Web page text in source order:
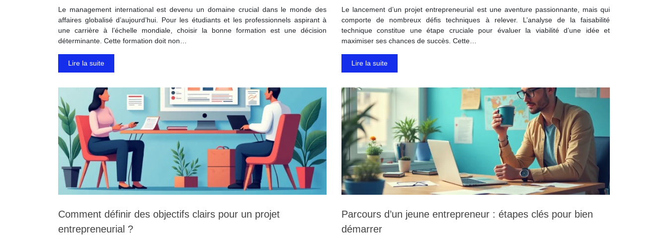
Le management international est devenu un domaine crucial dans le monde des
affaires globalisé d’aujourd’hui. Pour les étudiants et les professionnels aspirant à
une carrière à l’échelle mondiale, choisir la bonne formation est une décision
déterminante. Cette formation doit non…
Lire la suite
Le lancement d’un projet entrepreneurial est une aventure passionnante, mais qui
comporte de nombreux défis techniques à relever. L’analyse de la faisabilité
technique constitue une étape cruciale pour évaluer la viabilité d’une idée et
maximiser ses chances de succès. Cette…
Lire la suite
Comment définir des objectifs clairs pour un projet
entrepreneurial ?
Parcours d’un jeune entrepreneur : étapes clés pour bien
démarrer